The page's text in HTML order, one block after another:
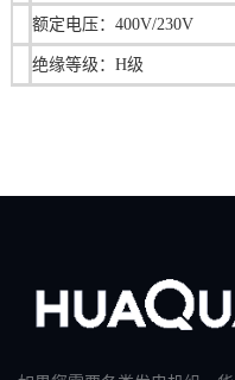
额定电压：400V/230V
绝缘等级：H级